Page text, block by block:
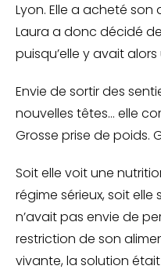
Lyon. Elle a acheté
Laura a donc décidé
puisqu’elle y avait
Envie de sortir des
nouvelles têtes… elle
Grosse prise de poids.
Soit elle voit une
régime sérieux, soit
n’avait pas envie de
restriction de son
vivante, la solution